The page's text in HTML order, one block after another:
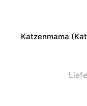
Katzenmama